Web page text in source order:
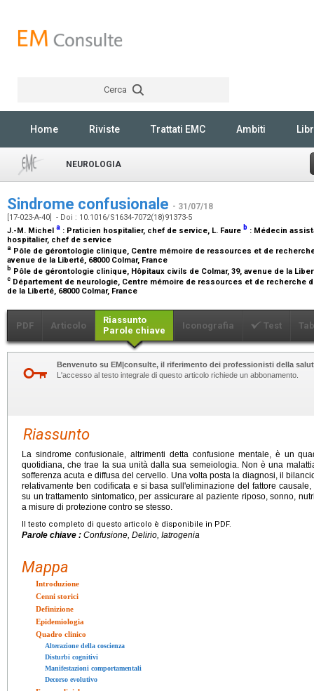
Cerca
Home Riviste Trattati EMC Ambiti
NEUROLOGIA
Sindrome confusionale - 31/07/18
[17-023-A-40] - Doi : 10.1016/S1634-7072(18)91373-5
J.-M. Michel a : Praticien hospitalier, chef de service, L. Faure b : Médecin
hospitalier, chef de service
a Pôle de gérontologie clinique, Centre mémoire de ressources et de
avenue de la Liberté, 68000 Colmar, France
b Pôle de gérontologie clinique, Hôpitaux civils de Colmar, 39, avenue de la
c Département de neurologie, Centre mémoire de ressources et de recherche
de la Liberté, 68000 Colmar, France
PDF Articolo
Riassunto
Parole chiave
Iconografia Test
Benvenuto su EM|consulte, il riferimento dei professionisti della
L'accesso al testo integrale di questo articolo richiede un abbonamento.
Riassunto
La sindrome confusionale, altrimenti detta confusione mentale, è un
quotidiana, che trae la sua unità dalla sua semeiologia. Non è una
sofferenza acuta e diffusa del cervello. Una volta posta la diagnosi, il
relativamente ben codificata e si basa sull'eliminazione del fattore
su un trattamento sintomatico, per assicurare al paziente riposo, sonno,
a misure di protezione contro se stesso.
Il testo completo di questo articolo è disponibile in PDF.
Parole chiave : Confusione, Delirio, Iatrogenia
Mappa
Introduzione
Cenni storici
Definizione
Epidemiologia
Quadro clinico
Alterazione della coscienza
Disturbi cognitivi
Manifestazioni comportamentali
Decorso evolutivo